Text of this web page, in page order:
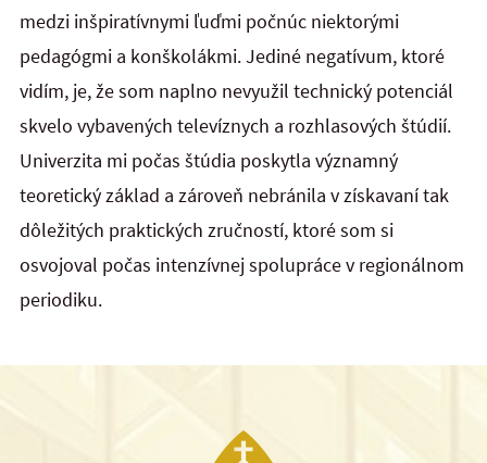
medzi inšpiratívnymi ľuďmi počnúc niektorými
pedagógmi a konškolákmi. Jediné negatívum, ktoré
vidím, je, že som naplno nevyužil technický potenciál
skvelo vybavených televíznych a rozhlasových štúdií.
Univerzita mi počas štúdia poskytla významný
teoretický základ a zároveň nebránila v získavaní tak
dôležitých praktických zručností, ktoré som si
osvojoval počas intenzívnej spolupráce v regionálnom
periodiku.